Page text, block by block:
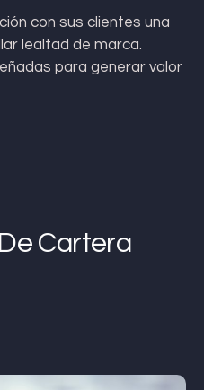
con sus clientes una
lealtad de marca.
para generar valor
Cartera